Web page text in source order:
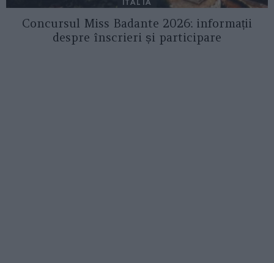
Concursul Miss Badante 2026: informații
despre înscrieri și participare